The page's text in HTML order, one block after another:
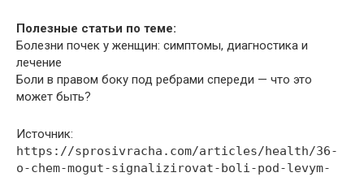
Полезные статьи по теме:
Болезни почек у женщин: симптомы, диагностика и
лечение
Боли в правом боку под ребрами спереди — что это
может быть?
Источник:
https://sprosivracha.com/articles/health/36-
o-chem-mogut-signalizirovat-boli-pod-levym-